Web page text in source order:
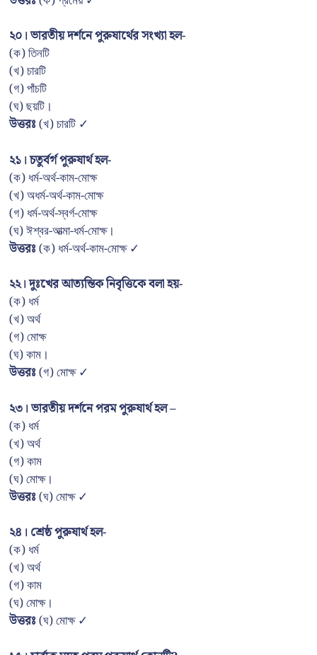
২০। ভারতীয় দর্শনে পুরুষার্থের সংখ্যা হল-
(ক) তিনটি
(খ) চারটি
(গ) পাঁচটি
(ঘ) ছয়টি।
উত্তরঃ(খ) চারটি ✓
২১। চতুর্বর্গ পুরুষার্থ হল-
(ক) ধর্ম-অর্থ-কাম-মোক্ষ
(খ) অধর্ম-অর্থ-কাম-মোক্ষ
(গ) ধর্ম-অর্থ-স্বর্গ-মোক্ষ
(ঘ) ঈশ্বর-আত্মা-ধর্ম-মোক্ষ।
উত্তরঃ(ক) ধর্ম-অর্থ-কাম-মোক্ষ ✓
২২। দুঃখের আত্যন্তিক নিবৃত্তিকে বলা হয়-
(ক) ধর্ম
(খ) অর্থ
(গ) মোক্ষ
(ঘ) কাম।
উত্তরঃ(গ) মোক্ষ ✓
২৩। ভারতীয় দর্শনে পরম পুরুষার্থ হল –
(ক) ধর্ম
(খ) অর্থ
(গ) কাম
(ঘ) মোক্ষ।
উত্তরঃ(ঘ) মোক্ষ ✓
২৪। শ্রেষ্ঠ পুরুষার্থ হল-
(ক) ধর্ম
(খ) অর্থ
(গ) কাম
(ঘ) মোক্ষ।
উত্তরঃ(ঘ) মোক্ষ ✓